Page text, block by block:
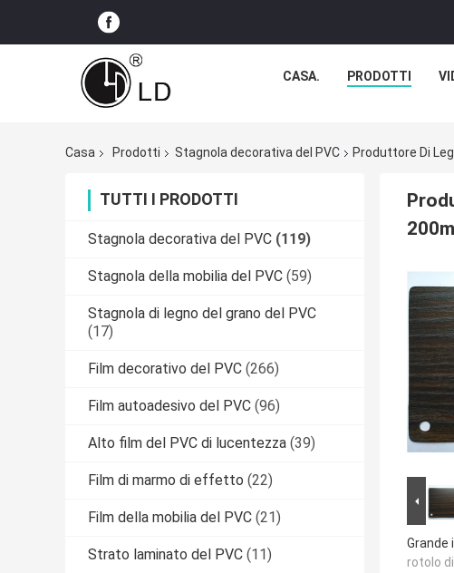
CASA. PRODOTTI
Casa Prodotti Stagnola decorativa del PVC Produttore Di
TUTTI I PRODOTTI
Stagnola decorativa del PVC (119)
Stagnola della mobilia del PVC (59)
Stagnola di legno del grano del PVC
(17)
Film decorativo del PVC (266)
Film autoadesivo del PVC (96)
Alto film del PVC di lucentezza (39)
Film di marmo di effetto (22)
Film della mobilia del PVC (21)
Strato laminato del PVC (11)
200m
Grande
rotolo